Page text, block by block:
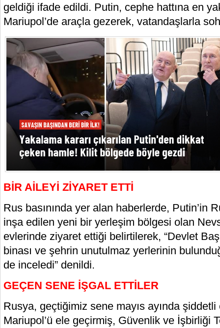
geldiği ifade edildi. Putin, cephe hattına en
Mariupol’de araçla gezerek, vatandaşlarla
BİR AİLEYİ ZİYARET ETTİ
Rus basınında yer alan haberlerde, Putin’in
inşa edilen yeni bir yerleşim bölgesi olan
evlerinde ziyaret ettiği belirtilerek, “Devlet
binası ve şehrin unutulmaz yerlerinin
de inceledi” denildi.
GEÇEN SENE İŞGAL ETTİLER
Rusya, geçtiğimiz sene mayıs ayında şiddetli
Mariupol’ü ele geçirmiş, Güvenlik ve İşbirliği